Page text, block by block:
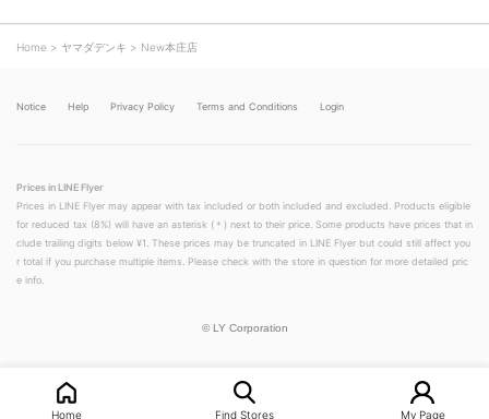
o
w
Home ヤマダデンキ New本庄店
Notice Help Privacy Policy Terms and Conditions Login
Prices in LINE Flyer
Prices in LINE Flyer may appear with tax included or both included and excluded. Products eligible
for reduced tax (8%) will have an asterisk (＊) next to their price. Some products have prices that in
clude trailing digits below ¥1. These prices may be truncated in LINE Flyer but could still affect you
r total if you purchase multiple items. Please check with the store in question for more detailed pric
e info.
© LY Corporation
Home Find Stores My Page